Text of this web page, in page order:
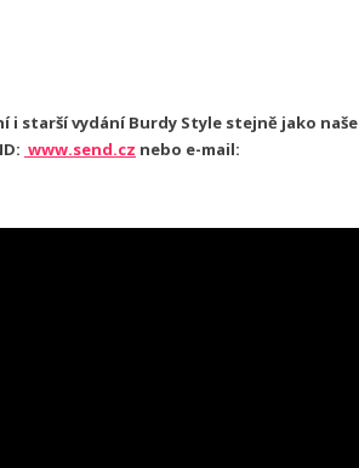
starší vydání Burdy Style stejně jako naše
www.send.cz nebo e-mail: